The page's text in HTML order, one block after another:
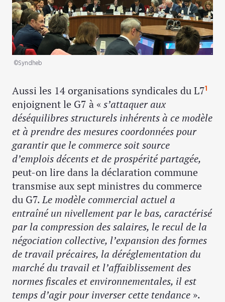
©Syndheb
Aussi les 14 organisations syndicales du L71
enjoignent le G7 à « s’attaquer aux
déséquilibres structurels inhérents à ce modèle
et à prendre des mesures coordonnées pour
garantir que le commerce soit source
d’emplois décents et de prospérité partagée,
peut-on lire dans la déclaration commune
transmise aux sept ministres du commerce
du G7.Le modèle commercial actuel a
entraîné un nivellement par le bas, caractérisé
par la compression des salaires, le recul de la
négociation collective, l’expansion des formes
de travail précaires, la déréglementation du
marché du travail et l’affaiblissement des
normes fiscales et environnementales, il est
temps d’agir pour inverser cette tendance ».